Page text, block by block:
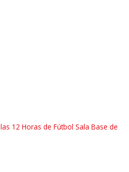
12 Horas de Fútbol Sala Base de